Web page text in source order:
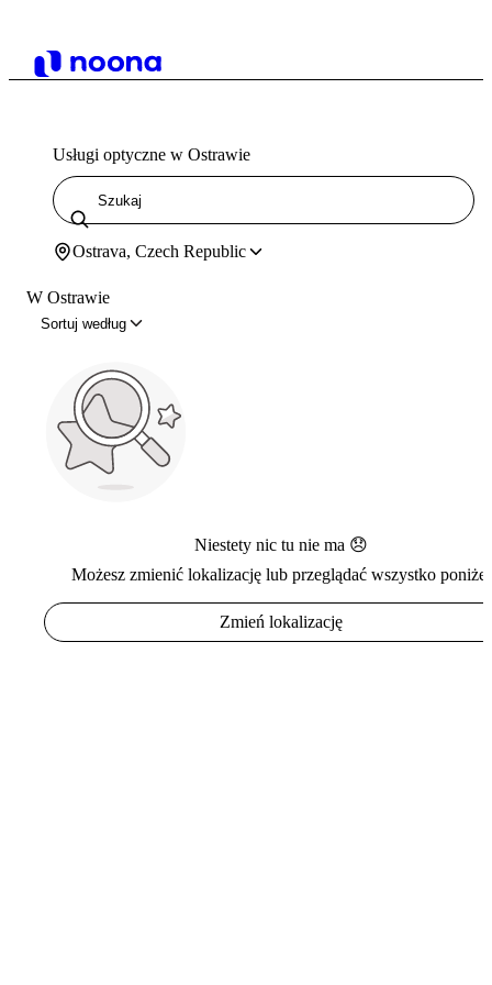
Usługi optyczne w Ostrawie
Ostrava, Czech Republic
W Ostrawie
Sortuj według
Niestety nic tu nie ma 😞
Możesz zmienić lokalizację lub przeglądać wszystko poniżej
Zmień lokalizację